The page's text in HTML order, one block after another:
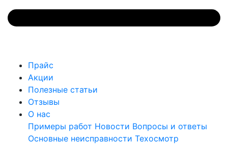
Прайс
Акции
Полезные статьи
Отзывы
О нас
Примеры работ Новости Вопросы и ответы
Основные неисправности Техосмотр